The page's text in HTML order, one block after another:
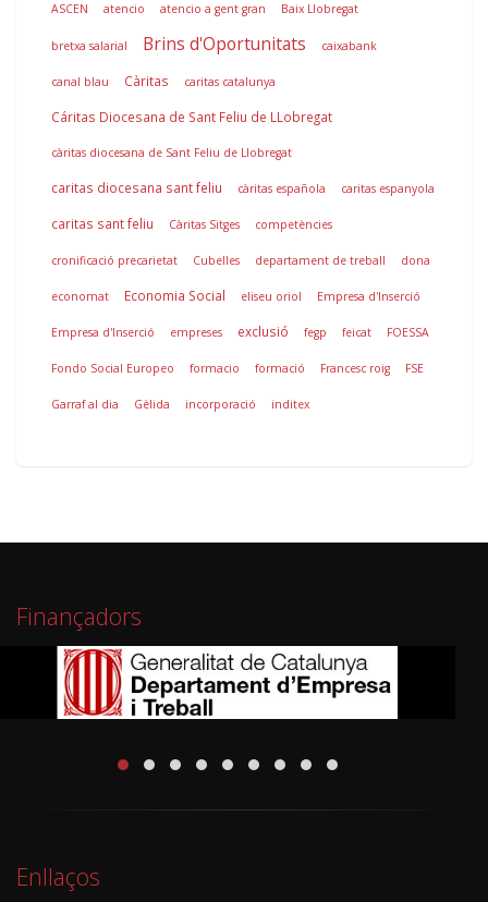
ASCEN atencio atencio a gent gran Baix Llobregat
bretxa salarial Brins d'Oportunitats caixabank
canal blau Càritas caritas catalunya
Cáritas Diocesana de Sant Feliu de LLobregat
càritas diocesana de Sant Feliu de Llobregat
caritas diocesana sant feliu càritas española caritas espanyola
caritas sant feliu Càritas Sitges competències
cronificació precarietat Cubelles departament de treball dona
economat Economia Social eliseu oriol Empresa d'Inserció
Empresa d'Inserció empreses exclusió fegp feicat FOESSA
Fondo Social Europeo formacio formació Francesc roig FSE
Garraf al dia Gèlida incorporació inditex
Finançadors
Enllaços